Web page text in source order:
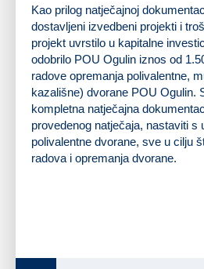
Kao prilog natječajnoj
dostavljeni izvedbeni projekti i
projekt uvrstilo u kapitalne
odobrilo POU Ogulin iznos od
radove opremanja polivalentne,
kazališne) dvorane POU Ogulin.
kompletna natječajna
provedenog natječaja, nastaviti s
polivalentne dvorane, sve u cilju
radova i opremanja dvorane.